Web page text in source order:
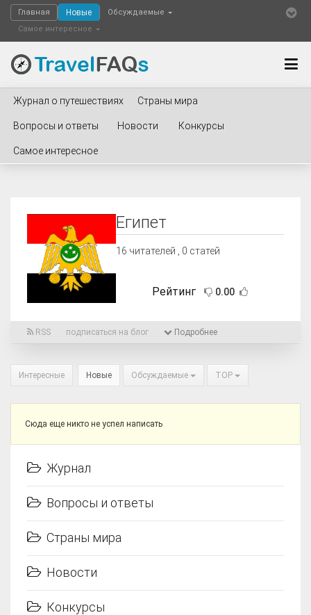
Главная Новые
Обсуждаемые
Самое интересное
Журнал о путешествиях Страны мира
Вопросы и ответы Новости Конкурсы
Самое интересное
Египет
16 читателей , 0 статей
Рейтинг 0.00
RSS подписаться на блог Подробнее
Интересные Новые Обсуждаемые TOP
Сюда еще никто не успел написать
Журнал
Вопросы и ответы
Страны мира
Новости
Конкурсы